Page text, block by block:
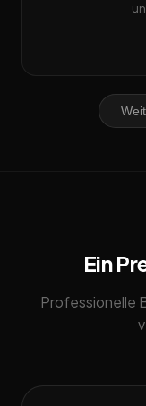
Ein
Professionelle